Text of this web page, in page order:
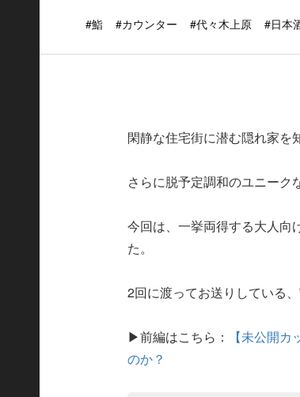
#鮨 #カウンター #代々木上原 #日本
閑静な住宅街に潜む隠れ家を
さらに脱予定調和のユニーク
今回は、一挙両得する大人向
た。
2回に渡ってお送りしている
▶前編はこちら：
【未公開
のか？